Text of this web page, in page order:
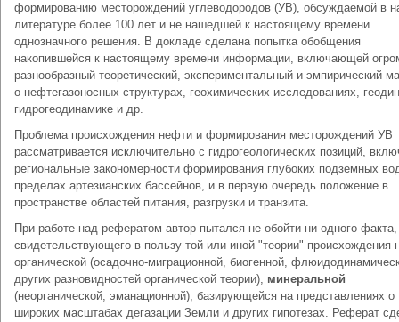
формированию месторождений углеводородов (УВ), обсуждаемой в
литературе более 100 лет и не нашедшей к настоящему времени
однозначного решения. В докладе сделана попытка обобщения
накопившейся к настоящему времени информации, включающей
разнообразный теоретический, экспериментальный и эмпирический
о нефтегазоносных структурах, геохимических исследованиях,
гидрогеодинамике и др.
Проблема происхождения нефти и формирования месторождений УВ
рассматривается исключительно с гидрогеологических позиций,
региональные закономерности формирования глубоких подземных
пределах артезианских бассейнов, и в первую очередь положение в
пространстве областей питания, разгрузки и транзита.
При работе над рефератом автор пытался не обойти ни одного факта,
свидетельствующего в пользу той или иной "теории" происхождения
органической (осадочно-миграционной, биогенной,
других разновидностей органической теории), минеральной
(неорганической, эманационной), базирующейся на представлениях о
широких масштабах дегазации Земли и других гипотезах. Реферат